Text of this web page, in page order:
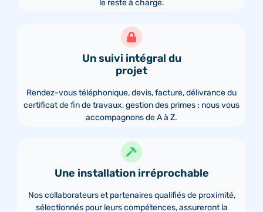
le reste à charge.
Un suivi intégral du
projet
Rendez-vous téléphonique, devis, facture, délivrance du
certificat de fin de travaux, gestion des primes : nous vous
accompagnons de A à Z.
Une installation irréprochable
Nos collaborateurs et partenaires qualifiés de proximité,
sélectionnés pour leurs compétences, assureront la